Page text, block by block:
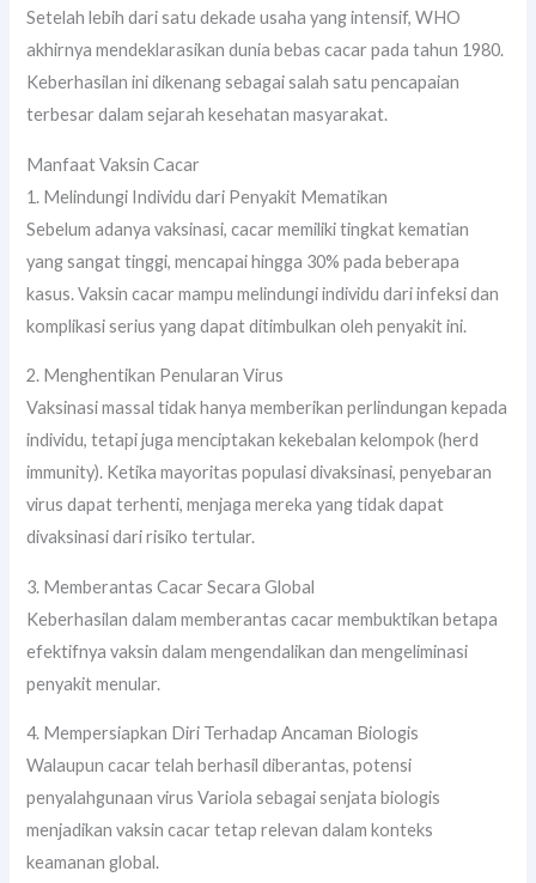
Setelah lebih dari satu dekade usaha yang intensif, WHO
akhirnya mendeklarasikan dunia bebas cacar pada tahun 1980.
Keberhasilan ini dikenang sebagai salah satu pencapaian
terbesar dalam sejarah kesehatan masyarakat.
Manfaat Vaksin Cacar
1. Melindungi Individu dari Penyakit Mematikan
Sebelum adanya vaksinasi, cacar memiliki tingkat kematian
yang sangat tinggi, mencapai hingga 30% pada beberapa
kasus. Vaksin cacar mampu melindungi individu dari infeksi dan
komplikasi serius yang dapat ditimbulkan oleh penyakit ini.
2. Menghentikan Penularan Virus
Vaksinasi massal tidak hanya memberikan perlindungan kepada
individu, tetapi juga menciptakan kekebalan kelompok (herd
immunity). Ketika mayoritas populasi divaksinasi, penyebaran
virus dapat terhenti, menjaga mereka yang tidak dapat
divaksinasi dari risiko tertular.
3. Memberantas Cacar Secara Global
Keberhasilan dalam memberantas cacar membuktikan betapa
efektifnya vaksin dalam mengendalikan dan mengeliminasi
penyakit menular.
4. Mempersiapkan Diri Terhadap Ancaman Biologis
Walaupun cacar telah berhasil diberantas, potensi
penyalahgunaan virus Variola sebagai senjata biologis
menjadikan vaksin cacar tetap relevan dalam konteks
keamanan global.